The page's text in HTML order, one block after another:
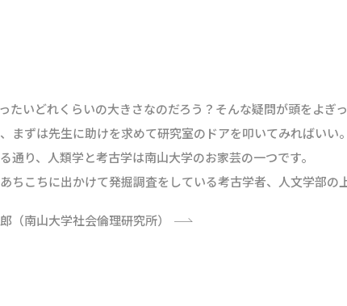
ったいどれくらいの大きさなのだろう？そんな疑問が頭をよ
、まずは先生に助けを求めて研究室のドアを叩いてみればい
通り、人類学と考古学は南山大学のお家芸の一つです。
あちこちに出かけて発掘調査をしている考古学者、人文学部の
（南山大学社会倫理研究所）